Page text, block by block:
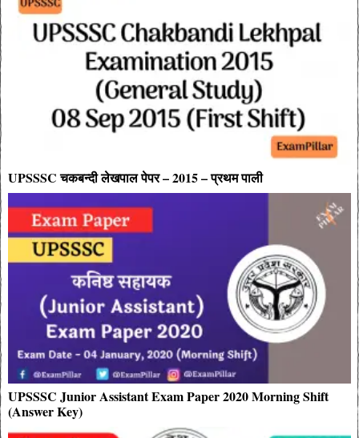
UPSSSC चकबन्दी लेखपाल पेपर – 2015 – प्रथम पाली
UPSSSC Junior Assistant Exam Paper 2020 Morning Shift
(Answer Key)